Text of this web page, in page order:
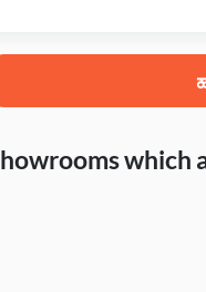
which